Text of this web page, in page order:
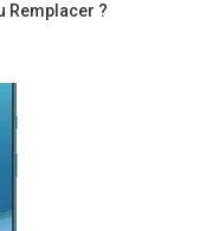
Remplacer ?